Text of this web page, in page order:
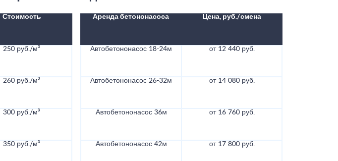
Стоимость
250 руб./м³
260 руб./м³
300 руб./м³
350 руб./м³
Аренда бетононасоса Цена, руб./смена
Автобетононасос 18-24м от 12 440 руб.
Автобетононасос 26-32м от 14 080 руб.
Автобетононасос 36м от 16 760 руб.
Автобетононасос 42м от 17 800 руб.